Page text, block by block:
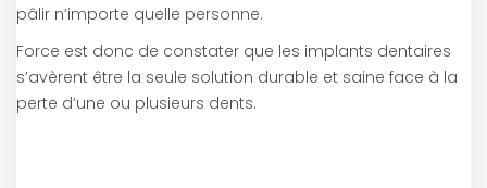
pâlir n’importe quelle personne.
Force est donc de constater que les implants dentaires
s’avèrent être la seule solution durable et saine face à la
perte d’une ou plusieurs dents.